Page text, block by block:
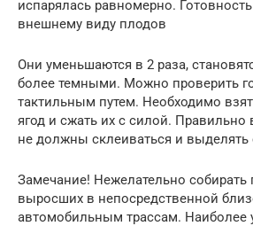
испарялась равномерно.
внешнему виду плодов
Они уменьшаются в 2 раза,
более темными. Можно проверить
тактильным путем. Необходимо
ягод и сжать их с силой.
не должны склеиваться и выделять
Замечание! Нежелательно собирать
выросших в непосредственной
автомобильным трассам.